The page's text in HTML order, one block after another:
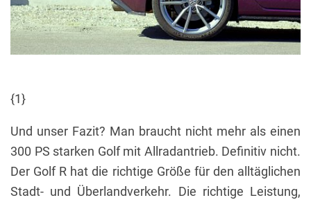
{1}
Und unser Fazit? Man braucht nicht mehr als einen
300 PS starken Golf mit Allradantrieb. Definitiv nicht.
Der Golf R hat die richtige Größe für den alltäglichen
Stadt- und Überlandverkehr. Die richtige Leistung,